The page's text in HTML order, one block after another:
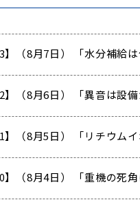
】（8月7日） 「水分補給
】（8月6日） 「異音は設備
】（8月5日） 「リチウム
】（8月4日） 「重機の死